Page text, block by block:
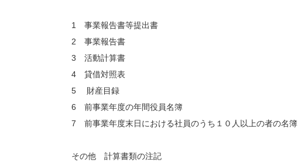
1 事業報告書等提出書
2 事業報告書
3 活動計算書
4 貸借対照表
5 財産目録
6 前事業年度の年間役員名簿
7 前事業年度末日における社員のうち１０人以上の者の名簿
その他 計算書類の注記